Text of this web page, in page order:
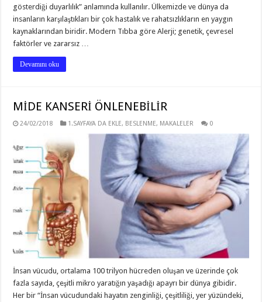
gösterdiği duyarlılık” anlamında kullanılır. Ülkemizde ve dünya da
insanların karşılaştıkları bir çok hastalık ve rahatsızlıkların en yaygın
kaynaklarından biridir. Modern Tıbba göre Alerji; genetik, çevresel
faktörler ve zararsız …
Devamını oku
MİDE KANSERİ ÖNLENEBİLİR
24/02/2018 1.SAYFAYA DA EKLE, BESLENME, MAKALELER 0
İnsan vücudu, ortalama 100 trilyon hücreden oluşan ve üzerinde çok
fazla sayıda, çeşitli mikro yaratığın yaşadığı apayrı bir dünya gibidir.
Her bir “İnsan vücudundaki hayatın zenginliği, çeşitliliği, yer yüzündeki,